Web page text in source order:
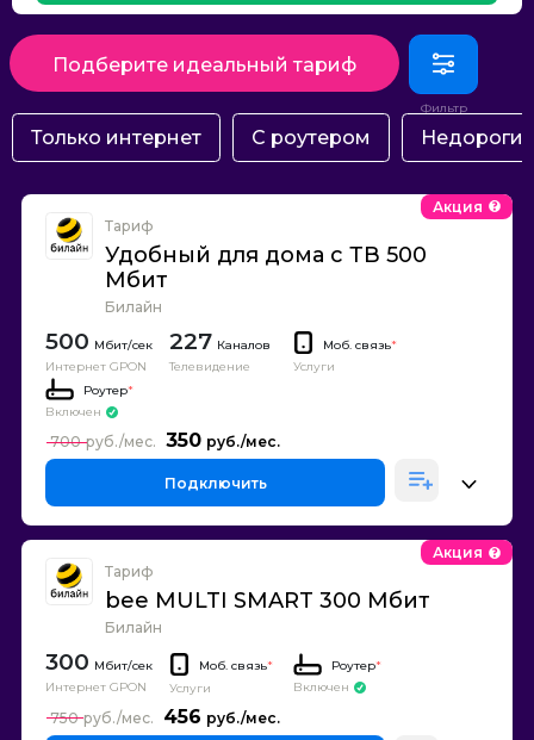
Подберите идеальный тариф
Только интернет С роутером Недорогие
Тариф
Удобный для дома с ТВ 500
Мбит
Билайн
Акция
500
Интернет GPON
227 Каналов
Телевидение
Моб. связь*
Услуги
Роутер*
Включен
350
700
Подключить
Тариф
bee MULTI SMART 300 Мбит
Билайн
Акция
300
Интернет GPON
Моб. связь*
Услуги
Роутер*
Включен
456
750